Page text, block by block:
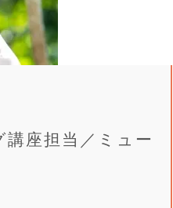
座担当／ミュー